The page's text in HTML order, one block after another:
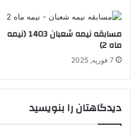
مسابقه نیمه شعبان 1403 (نیمه
ماه 2)
7 فوریه, 2025
دیدگاهتان را بنویسید